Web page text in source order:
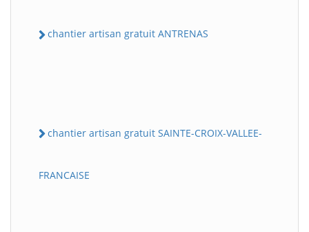
chantier artisan gratuit ANTRENAS
chantier artisan gratuit SAINTE-CROIX-VALLEE-
FRANCAISE